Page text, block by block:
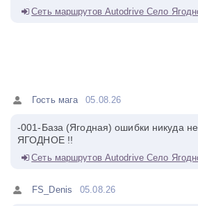
Сеть маршрутов Autodrive Село
Гость мага 05.08.26
-001-База (Ягодная) ошибки никуда
ЯГОДНОЕ !!
Сеть маршрутов Autodrive Село
FS_Denis 05.08.26